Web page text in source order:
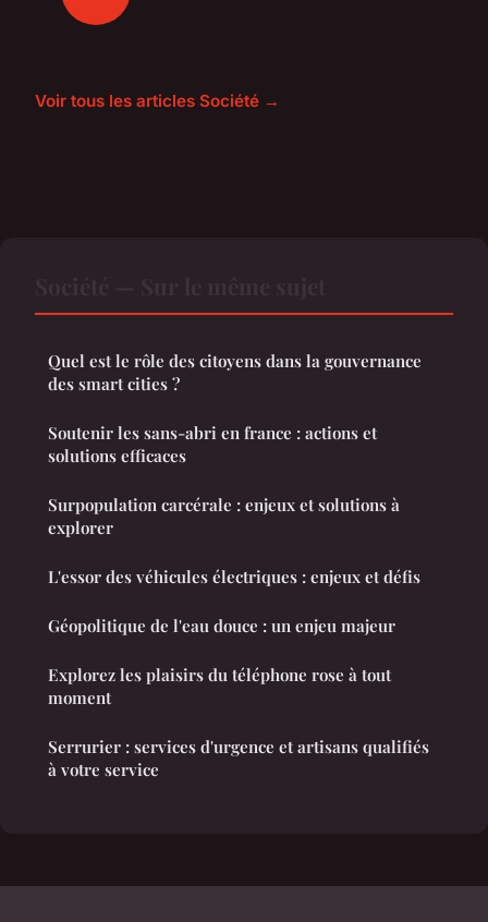
Voir tous les articles Société →
Quel est le rôle des citoyens dans la gouvernance
des smart cities ?
Soutenir les sans-abri en france : actions et
solutions efficaces
Surpopulation carcérale : enjeux et solutions à
explorer
L'essor des véhicules électriques : enjeux et défis
Géopolitique de l'eau douce : un enjeu majeur
Explorez les plaisirs du téléphone rose à tout
moment
Serrurier : services d'urgence et artisans qualifiés
à votre service